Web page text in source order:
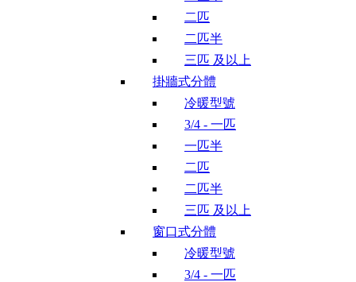
二匹
二匹半
三匹 及以上
掛牆式分體
冷暖型號
3/4 - 一匹
一匹半
二匹
二匹半
三匹 及以上
窗口式分體
冷暖型號
3/4 - 一匹